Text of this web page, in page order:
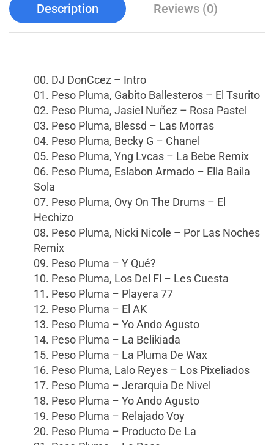
Description Reviews (0)
00. DJ DonCcez – Intro
01. Peso Pluma, Gabito Ballesteros – El Tsurito
02. Peso Pluma, Jasiel Nuñez – Rosa Pastel
03. Peso Pluma, Blessd – Las Morras
04. Peso Pluma, Becky G – Chanel
05. Peso Pluma, Yng Lvcas – La Bebe Remix
06. Peso Pluma, Eslabon Armado – Ella Baila
Sola
07. Peso Pluma, Ovy On The Drums – El
Hechizo
08. Peso Pluma, Nicki Nicole – Por Las Noches
Remix
09. Peso Pluma – Y Qué?
10. Peso Pluma, Los Del Fl – Les Cuesta
11. Peso Pluma – Playera 77
12. Peso Pluma – El AK
13. Peso Pluma – Yo Ando Agusto
14. Peso Pluma – La Belikiada
15. Peso Pluma – La Pluma De Wax
16. Peso Pluma, Lalo Reyes – Los Pixeliados
17. Peso Pluma – Jerarquia De Nivel
18. Peso Pluma – Yo Ando Agusto
19. Peso Pluma – Relajado Voy
20. Peso Pluma – Producto De La